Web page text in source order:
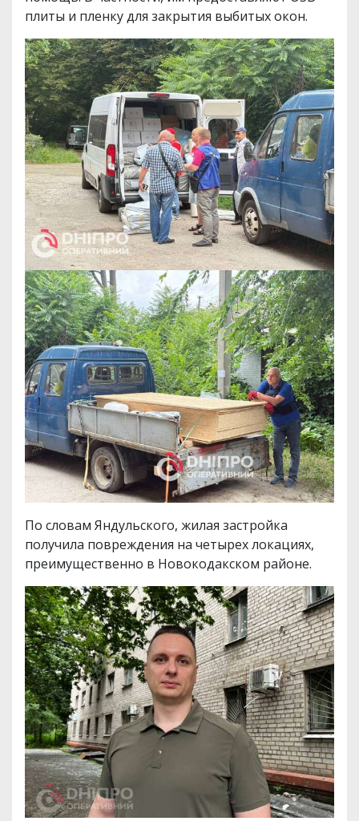
плиты и пленку для закрытия выбитых окон.
По словам Яндульского, жилая застройка
получила повреждения на четырех локациях,
преимущественно в Новокодакском районе.